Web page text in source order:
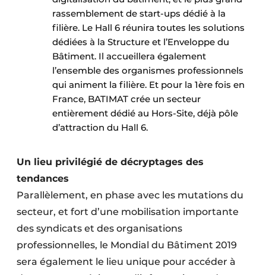
rassemblement de start-ups dédié à la
filière. Le Hall 6 réunira toutes les solutions
dédiées à la Structure et l’Enveloppe du
Bâtiment. Il accueillera également
l’ensemble des organismes professionnels
qui animent la filière. Et pour la 1ère fois en
France, BATIMAT crée un secteur
entièrement dédié au Hors-Site, déjà pôle
d’attraction du Hall 6.
Un lieu privilégié de décryptages des
tendances
Parallèlement, en phase avec les mutations du
secteur, et fort d’une mobilisation importante
des syndicats et des organisations
professionnelles, le Mondial du Bâtiment 2019
sera également le lieu unique pour accéder à